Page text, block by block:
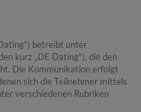
betreibt unter
kurz „DE Dating“), die den
Die Kommunikation erfolgt
sich die Teilnehmer mittels
verschiedenen Rubriken